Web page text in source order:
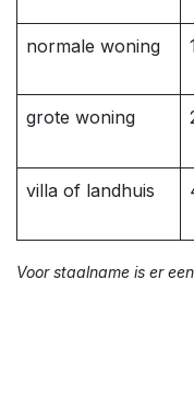
normale woning
grote woning
villa of landhuis
Voor staalname is er